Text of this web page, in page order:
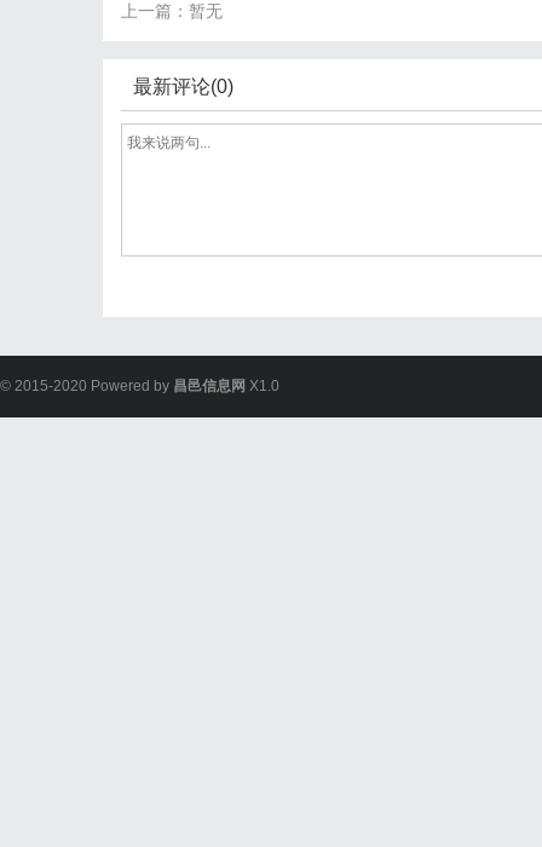
上一篇：暂无
最新评论(0)
© 2015-2020 Powered by 昌邑信息网 X1.0